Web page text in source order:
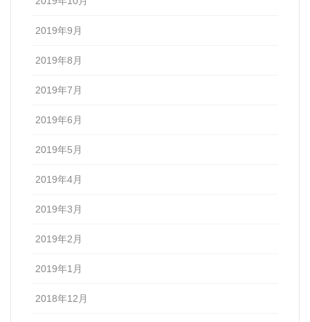
2019年9月
2019年8月
2019年7月
2019年6月
2019年5月
2019年4月
2019年3月
2019年2月
2019年1月
2018年12月